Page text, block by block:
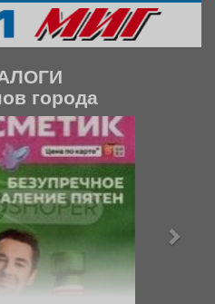
города